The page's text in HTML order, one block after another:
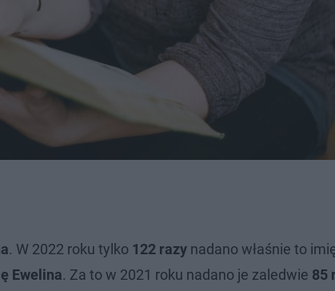
. W 2022 roku tylko 122 razy nadano właśnie to
Ewelina. Za to w 2021 roku nadano je zaledwie 85